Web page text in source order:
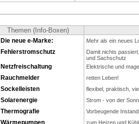
Themen (Info-Boxen)
Die neue e-Marke: Mehr als ein neues
Fehler­strom­schutz
Damit nichts
und Sachschutz
Netzf­reischaltung Elektrische und
Rauchmelder retten Leben!
Sockelleisten flexibel, praktisch,
Solarenergie Strom - von der
Thermografie Vor­beu­gende
Wärmepumpen zum Heizen und